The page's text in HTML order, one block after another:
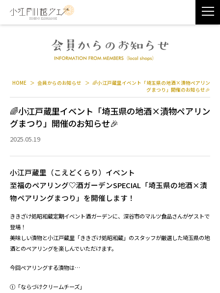
HOME 会員からのお知らせ
🌈小江戸蔵里イベント「埼玉県の地酒×漬物ペアリン
グまつり」開催のお知らせ🎉
🌈小江戸蔵里イベント「埼玉県の地酒×漬物ペアリン
グまつり」開催のお知らせ🎉
2025.05.19
小江戸蔵里（こえどくらり）イベント
至福のペアリング♡酒ガーデンSPECIAL「埼玉県の地酒×漬
物ペアリングまつり」を開催します！
ききざけ処昭和蔵定期イベント酒ガーデンに、深谷市のマルツ食品さんがゲストで
登場！
美味しい漬物と小江戸蔵里「ききざけ処昭和蔵」のスタッフが厳選した埼玉県の地
酒とのペアリングを楽しんでいただけます。
今回ペアリングする漬物は…
①「ならづけクリームチーズ」